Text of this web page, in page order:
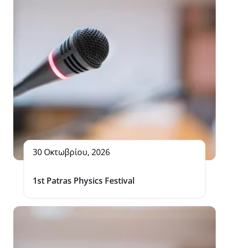
30 Οκτωβρίου, 2026
1st Patras Physics Festival